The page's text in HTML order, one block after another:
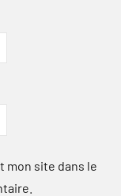
mon site dans le